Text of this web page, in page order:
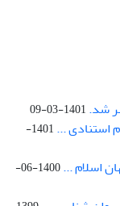
1401-03-09
1401-
1400-06-